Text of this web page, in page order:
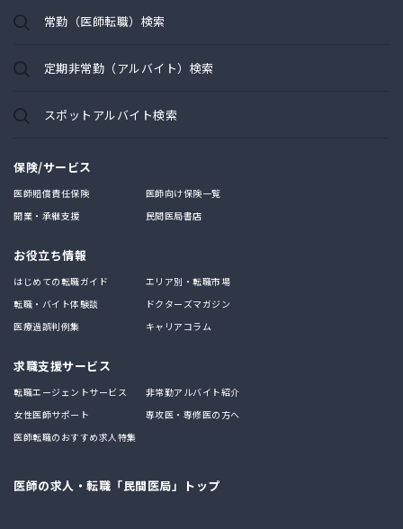
常勤（医師転職）検索
定期非常勤（アルバイト）検索
スポットアルバイト検索
保険/サービス
医師賠償責任保険
医師向け保険一覧
開業・承継支援
民間医局書店
お役立ち情報
はじめての転職ガイド
エリア別・転職市場
転職・バイト体験談
ドクターズマガジン
医療過誤判例集
キャリアコラム
求職支援サービス
転職エージェントサービス
非常勤アルバイト紹介
女性医師サポート
専攻医・専修医の方へ
医師転職のおすすめ求人特集
医師の求人・転職「民間医局」トップ